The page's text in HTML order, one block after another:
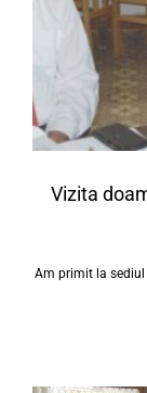
Vizita
Am primit la